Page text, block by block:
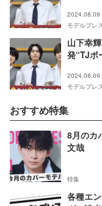
2024.08.09
モデルプレス
山下幸
発“TJポ
2024.08.09
モデルプレス
おすすめ特集
8月のカ
文哉
特集
各種エ